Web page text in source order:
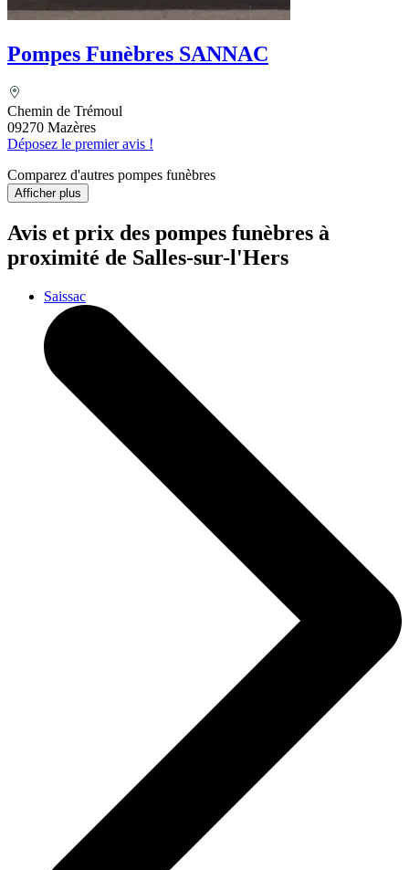
Pompes Funèbres SANNAC
Chemin de Trémoul
09270 Mazères
Déposez le premier avis !
Comparez d'autres pompes funèbres
Afficher plus
Avis et prix des pompes funèbres à
proximité de Salles-sur-l'Hers
Saissac